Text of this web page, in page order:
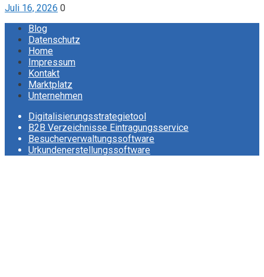
Juli 16, 2026 0
Blog
Datenschutz
Home
Impressum
Kontakt
Marktplatz
Unternehmen
Digitalisierungsstrategietool
B2B Verzeichnisse Eintragungsservice
Besucherverwaltungssoftware
Urkundenerstellungssoftware